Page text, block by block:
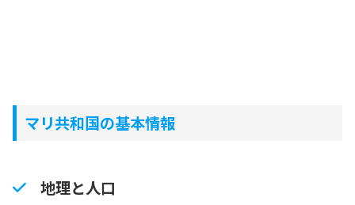
マリ共和国の基本情報
地理と人口